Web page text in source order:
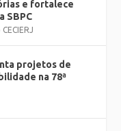
e fortalece
SBPC
projetos de
na 78ª